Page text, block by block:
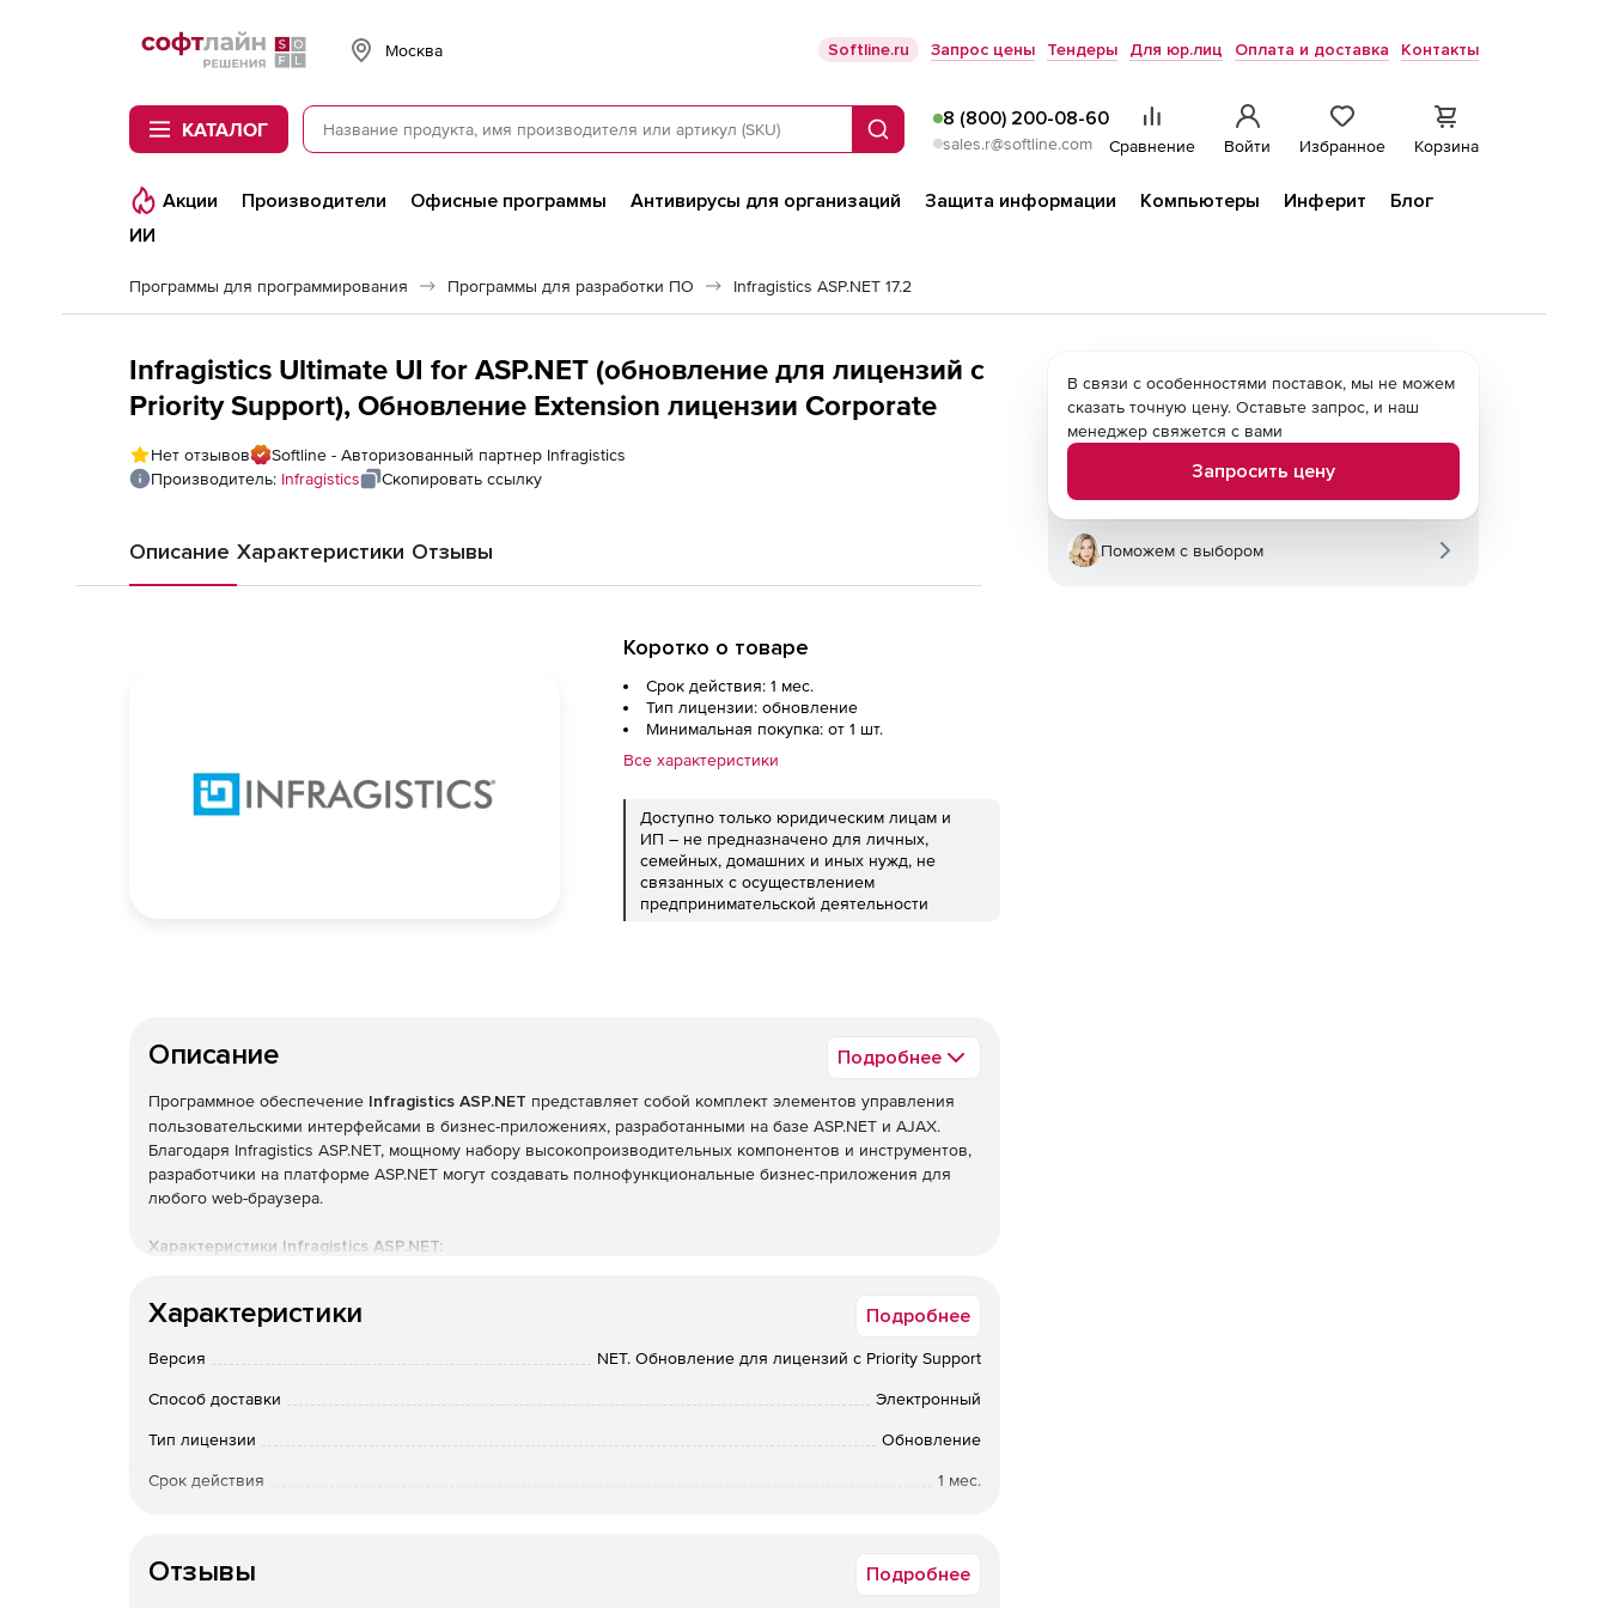
Softline
Москва Softline.ru Запрос цены Тендеры Для юр.лиц Оплата и доставка Контакты
КАТАЛОГ Поиск
8 (800) 200-08-60
sales.r@softline.com Сравнение Войти Избранное Корзина
Акции Производители Офисные программы Антивирусы для организаций Защита информации Компьютеры Инферит
Блог
ИИ
Программы для программирования Программы для разработки ПО Infragistics ASP.NET 17.2
Infragistics Ultimate UI for ASP.NET (обновление для лицензий с
Priority Support), Обновление Extension лицензии Corporate
Нет отзывов
Softline - Авторизованный партнер Infragistics
Производитель: Infragistics Скопировать ссылку
Описание Характеристики Отзывы
Коротко о товаре
Срок действия: 1 мес.
Тип лицензии: обновление
Минимальная покупка: от 1 шт.
Все характеристики
Доступно только юридическим лицам и
ИП – не предназначено для личных,
семейных, домашних и иных нужд, не
связанных с осуществлением
предпринимательской деятельности
Описание Подробнее
Программное обеспечение Infragistics ASP.NET представляет собой комплект элементов управления
пользовательскими интерфейсами в бизнес-приложениях, разработанными на базе ASP.NET и AJAX.
Благодаря Infragistics ASP.NET, мощному набору высокопроизводительных компонентов и инструментов,
разработчики на платформе ASP.NET могут создавать полнофункциональные бизнес-приложения для
любого web-браузера.
Характеристики Infragistics ASP.NET:
Разработка мобильных и web-приложений с универсальностью и производительностью, которые
протестированы на совместимость с различными браузерами, включая обозреватели для iPad и
iPhone. Поддерживаются сенсорные экраны, в том числе разнообразные жесты, что упрощает
графикам, диаграммам, календарям, меню, древовидным структурам, инструментам экспорта PDG и
Использование высокопроизводительных элементов управления Data Grid и Hierarchical Data Grid
Характеристики Подробнее
Версия NET. Обновление для лицензий с Priority Support
Способ доставки Электронный
Тип лицензии Обновление
Срок действия 1 мес.
Отзывы Подробнее
В связи с особенностями поставок, мы не можем
сказать точную цену. Оставьте запрос, и наш
менеджер свяжется с вами
Запросить цену
Поможем с выбором